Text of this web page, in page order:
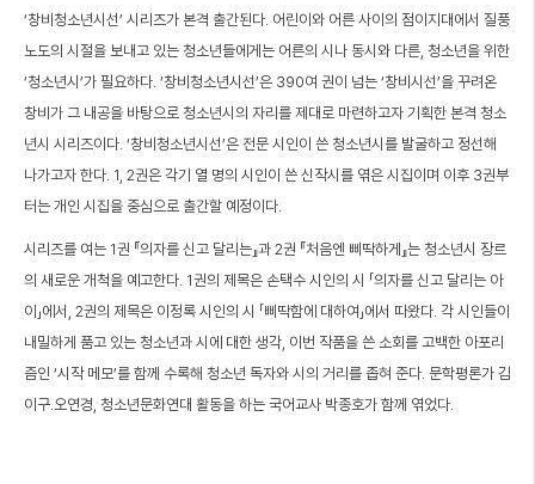
‘창비청소년시선’ 시리즈가 본격 출간된다. 어린이와 어른 사이의 점이지대에서 질풍
노도의 시절을 보내고 있는 청소년들에게는 어른의 시나 동시와 다른, 청소년을 위한
‘청소년시’가 필요하다. ‘창비청소년시선’은 390여 권이 넘는 ‘창비시선’을 꾸려온
창비가 그 내공을 바탕으로 청소년시의 자리를 제대로 마련하고자 기획한 본격 청소
년시 시리즈이다. ‘창비청소년시선’은 전문 시인이 쓴 청소년시를 발굴하고 정선해
나가고자 한다. 1, 2권은 각기 열 명의 시인이 쓴 신작시를 엮은 시집이며 이후 3권부
터는 개인 시집을 중심으로 출간할 예정이다.
시리즈를 여는 1권 『의자를 신고 달리는』과 2권 『처음엔 삐딱하게』는 청소년시 장르
의 새로운 개척을 예고한다. 1권의 제목은 손택수 시인의 시 「의자를 신고 달리는 아
이」에서, 2권의 제목은 이정록 시인의 시 「삐딱함에 대하여」에서 따왔다. 각 시인들이
내밀하게 품고 있는 청소년과 시에 대한 생각, 이번 작품을 쓴 소회를 고백한 아포리
즘인 ‘시작 메모’를 함께 수록해 청소년 독자와 시의 거리를 좁혀 준다. 문학평론가 김
이구․오연경, 청소년문화연대 활동을 하는 국어교사 박종호가 함께 엮었다.